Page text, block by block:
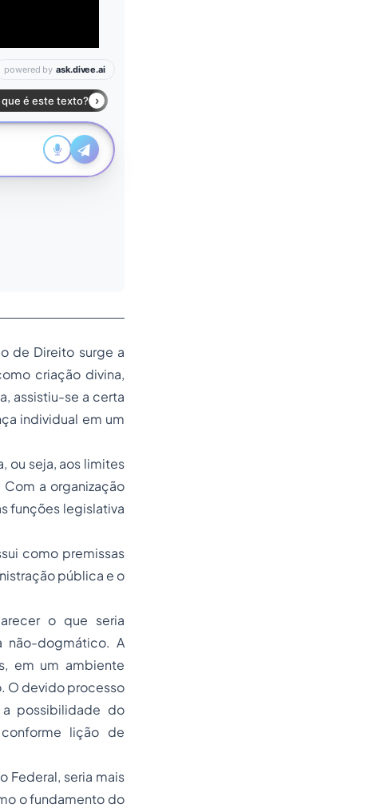
de Direito surge a
criação divina,
assistiu-se a certa
individual em um
ou seja, aos limites
a organização
funções legislativa
como premissas
pública e o
o que seria
não-dogmático. A
em um ambiente
O devido processo
possibilidade do
lição de
Federal, seria mais
o fundamento do